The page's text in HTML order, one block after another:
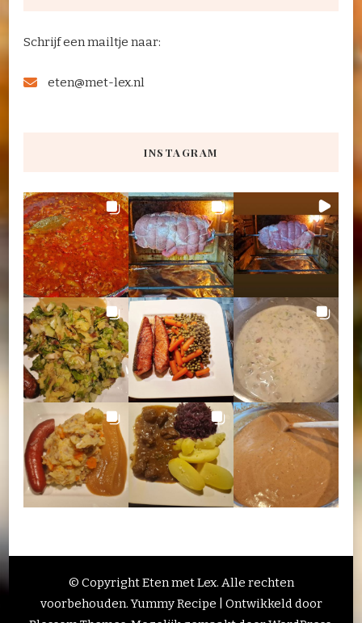
Schrijf een mailtje naar:
eten@met-lex.nl
INSTAGRAM
© Copyright Eten met Lex. Alle rechten
voorbehouden.Yummy Recipe | Ontwikkeld door